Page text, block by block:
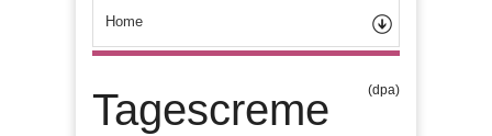
Tagescreme
(dpa)